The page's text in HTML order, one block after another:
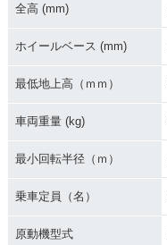
全高 (mm)
ホイールベース (mm)
最低地上高（ｍｍ）
車両重量 (kg)
最小回転半径（ｍ）
乗車定員（名）
原動機型式